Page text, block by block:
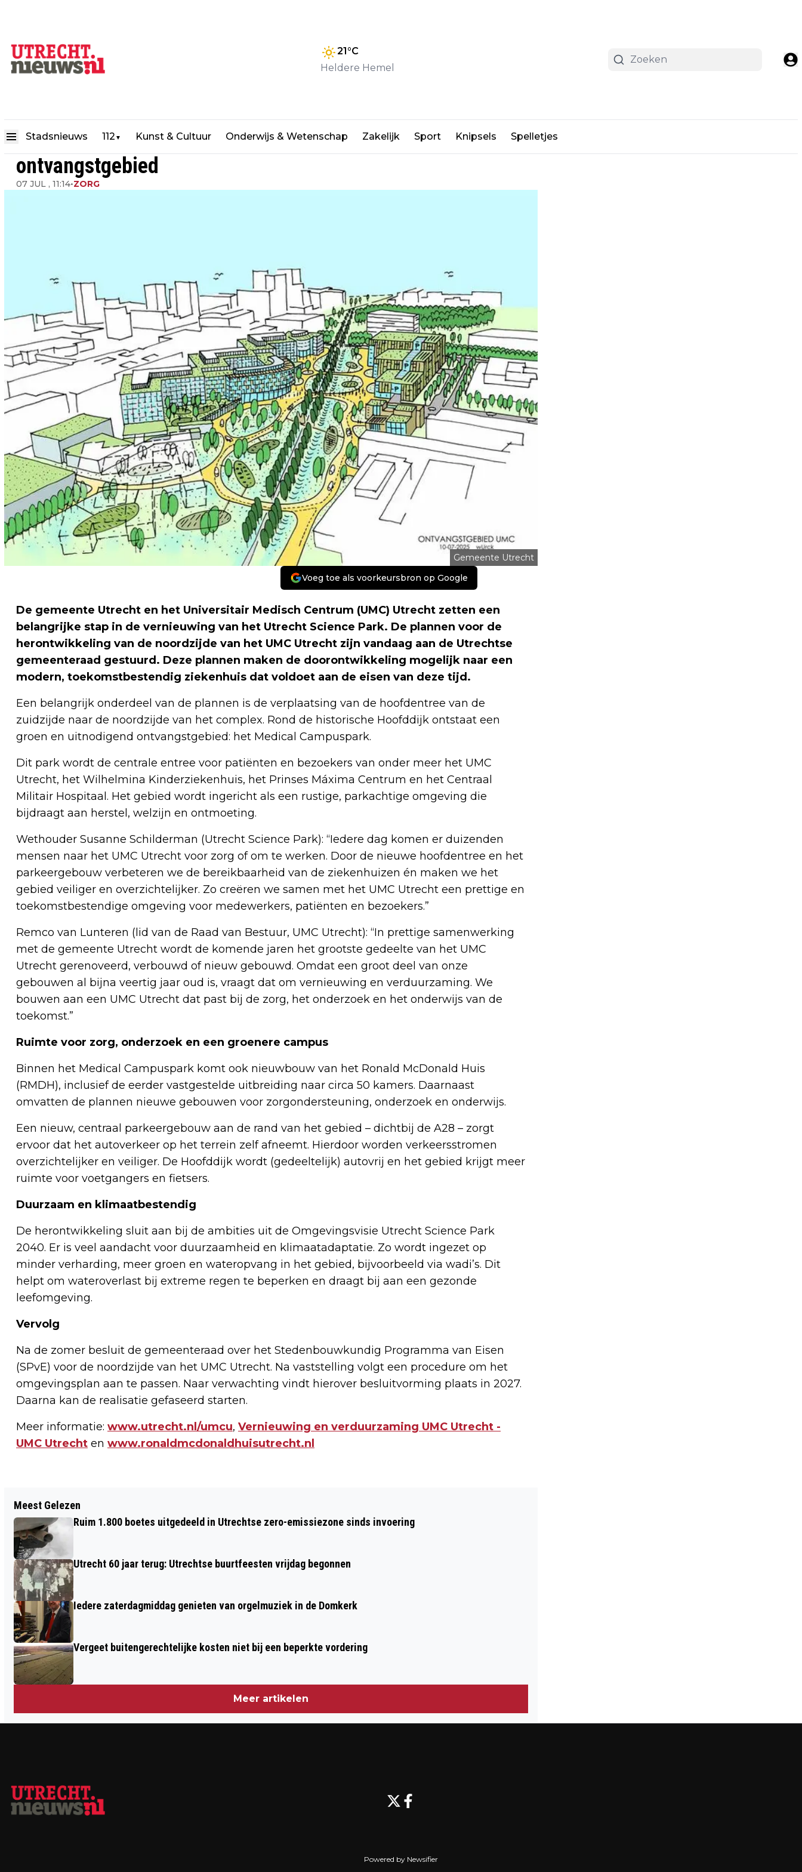
21°C
Heldere Hemel
Stadsnieuws 112 ▼ Kunst & Cultuur Onderwijs & Wetenschap Zakelijk Sport Knipsels Spelletjes
UMC Utrecht krijgt een nieuwe entree en groen
ontvangstgebied
07 JUL , 11:14•ZORG
Gemeente Utrecht
Voeg toe als voorkeursbron op Google
De gemeente Utrecht en het Universitair Medisch Centrum (UMC) Utrecht zetten een
belangrijke stap in de vernieuwing van het Utrecht Science Park. De plannen voor de
herontwikkeling van de noordzijde van het UMC Utrecht zijn vandaag aan de Utrechtse
gemeenteraad gestuurd. Deze plannen maken de doorontwikkeling mogelijk naar een
modern, toekomstbestendig ziekenhuis dat voldoet aan de eisen van deze tijd.
Een belangrijk onderdeel van de plannen is de verplaatsing van de hoofdentree van de
zuidzijde naar de noordzijde van het complex. Rond de historische Hoofddijk ontstaat een
groen en uitnodigend ontvangstgebied: het Medical Campuspark.
Dit park wordt de centrale entree voor patiënten en bezoekers van onder meer het UMC
Utrecht, het Wilhelmina Kinderziekenhuis, het Prinses Máxima Centrum en het Centraal
Militair Hospitaal. Het gebied wordt ingericht als een rustige, parkachtige omgeving die
bijdraagt aan herstel, welzijn en ontmoeting.
Wethouder Susanne Schilderman (Utrecht Science Park): “Iedere dag komen er duizenden
mensen naar het UMC Utrecht voor zorg of om te werken. Door de nieuwe hoofdentree en het
parkeergebouw verbeteren we de bereikbaarheid van de ziekenhuizen én maken we het
gebied veiliger en overzichtelijker. Zo creëren we samen met het UMC Utrecht een prettige en
toekomstbestendige omgeving voor medewerkers, patiënten en bezoekers.”
Remco van Lunteren (lid van de Raad van Bestuur, UMC Utrecht): “In prettige samenwerking
met de gemeente Utrecht wordt de komende jaren het grootste gedeelte van het UMC
Utrecht gerenoveerd, verbouwd of nieuw gebouwd. Omdat een groot deel van onze
gebouwen al bijna veertig jaar oud is, vraagt dat om vernieuwing en verduurzaming. We
bouwen aan een UMC Utrecht dat past bij de zorg, het onderzoek en het onderwijs van de
toekomst.”
Ruimte voor zorg, onderzoek en een groenere campus
Binnen het Medical Campuspark komt ook nieuwbouw van het Ronald McDonald Huis
(RMDH), inclusief de eerder vastgestelde uitbreiding naar circa 50 kamers. Daarnaast
omvatten de plannen nieuwe gebouwen voor zorgondersteuning, onderzoek en onderwijs.
Een nieuw, centraal parkeergebouw aan de rand van het gebied – dichtbij de A28 – zorgt
ervoor dat het autoverkeer op het terrein zelf afneemt. Hierdoor worden verkeersstromen
overzichtelijker en veiliger. De Hoofddijk wordt (gedeeltelijk) autovrij en het gebied krijgt meer
ruimte voor voetgangers en fietsers.
Duurzaam en klimaatbestendig
De herontwikkeling sluit aan bij de ambities uit de Omgevingsvisie Utrecht Science Park
2040. Er is veel aandacht voor duurzaamheid en klimaatadaptatie. Zo wordt ingezet op
minder verharding, meer groen en wateropvang in het gebied, bijvoorbeeld via wadi’s. Dit
helpt om wateroverlast bij extreme regen te beperken en draagt bij aan een gezonde
leefomgeving.
Vervolg
Na de zomer besluit de gemeenteraad over het Stedenbouwkundig Programma van Eisen
(SPvE) voor de noordzijde van het UMC Utrecht. Na vaststelling volgt een procedure om het
omgevingsplan aan te passen. Naar verwachting vindt hierover besluitvorming plaats in 2027.
Daarna kan de realisatie gefaseerd starten.
Meer informatie: www.utrecht.nl/umcu, Vernieuwing en verduurzaming UMC Utrecht -
UMC Utrecht en www.ronaldmcdonaldhuisutrecht.nl
CULTUUR19 PRESENTEERT PROGRAMMA
LEIDSCHE RIJN FESTIVAL
LIMEFIETSEN LEIDT TOT VRAGEN
Meest Gelezen
Ruim 1.800 boetes uitgedeeld in Utrechtse zero-emissiezone sinds invoering
Utrecht 60 jaar terug: Utrechtse buurtfeesten vrijdag begonnen
Iedere zaterdagmiddag genieten van orgelmuziek in de Domkerk
Vergeet buitengerechtelijke kosten niet bij een beperkte vordering
Meer artikelen
Powered by Newsifier